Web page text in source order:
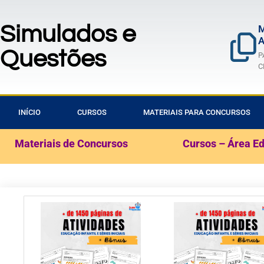
Simulados e
Questões
INÍCIO CURSOS MATERIAIS PARA CONCURSOS
Materiais de Concursos Cursos – Área